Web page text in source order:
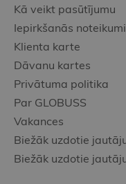
Kā veikt pasūtījumu
Iepirkšanās noteikumi
Klienta karte
Dāvanu kartes
Privātuma politika
Par GLOBUSS
Vakances
Biežāk uzdotie
Biežāk uzdotie